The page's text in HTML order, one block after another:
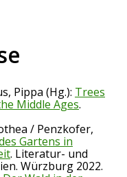
Pippa (Hg.): Trees
Middle Ages.
/ Penzkofer,
Gartens in
. Literatur- und
Würzburg 2022.